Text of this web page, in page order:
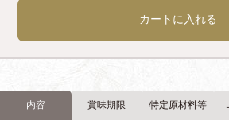
カートに入れる
内容 賞味期限 特定原材料等